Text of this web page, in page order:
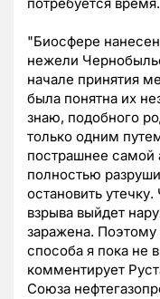
потребуется время.
"Биосфере
нежели
начале принятия
была понятна их
знаю, подобного
только одним
пострашнее самой
полностью
остановить
взрыва выйдет
заражена.
способа я пока не
комментирует
Союза